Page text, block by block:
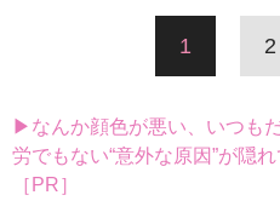
1 2
▶なんか顔色が悪い、いつも
労でもない“意外な原因”が隠れ
［PR］